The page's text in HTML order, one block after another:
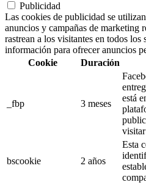
Publicidad
Las cookies de publicidad se
anuncios y campañas de marketing
rastrean a los visitantes en todos
información para ofrecer anuncios
Cookie
Duración
_fbp 3 meses
está
bscookie 2 años
Esta